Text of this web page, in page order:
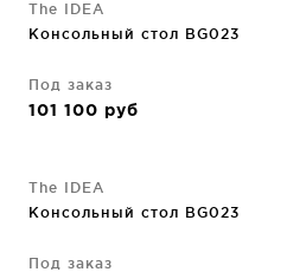
The IDEA
Консольный стол BG023
Под заказ
101 100 руб
The IDEA
Консольный стол BG023
Под заказ